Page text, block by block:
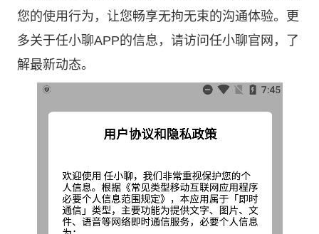
您的使用行为，让您畅享无拘无束的沟通体验。更
多关于任小聊APP的信息，请访问 任小聊官网 ，了
解最新动态。